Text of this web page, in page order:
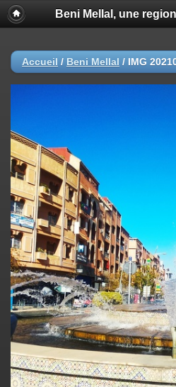
Beni Mellal, une
Accueil / Beni Mellal / IMG